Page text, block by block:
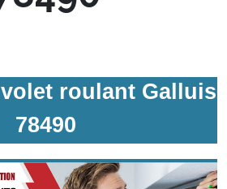
roulant Galluis
78490